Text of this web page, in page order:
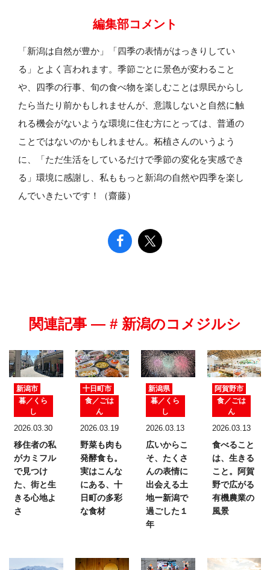
編集部コメント
「新潟は自然が豊か」「四季の表情がはっきりしてい
る」とよく言われます。季節ごとに景色が変わること
や、四季の行事、旬の食べ物を楽しむことは県民からし
たら当たり前かもしれませんが、意識しないと自然に触
れる機会がないような環境に住む方にとっては、普通の
ことではないのかもしれません。柘植さんのいうよう
に、「ただ生活をしているだけで季節の変化を実感でき
る」環境に感謝し、私ももっと新潟の自然や四季を楽し
んでいきたいです！（齋藤）
関連記事 — # 新潟のコメジルシ
新潟市
暮／くら
し
2026.03.30
移住者の私
がカミフル
で見つけ
た、 街と生
きる心地よ
さ
十日町市
食／ごは
ん
2026.03.19
野菜も肉も
発酵食も。
実はこんな
にある、十
日町の多彩
な食材
新潟県
暮／くら
し
2026.03.13
広いからこ
そ、たくさ
んの表情に
出会える土
地ー新潟で
過ごした１
年
阿賀野市
食／ごは
ん
2026.03.13
食べること
は、生きる
こと。
阿賀
野で広がる
有機農業の
風景